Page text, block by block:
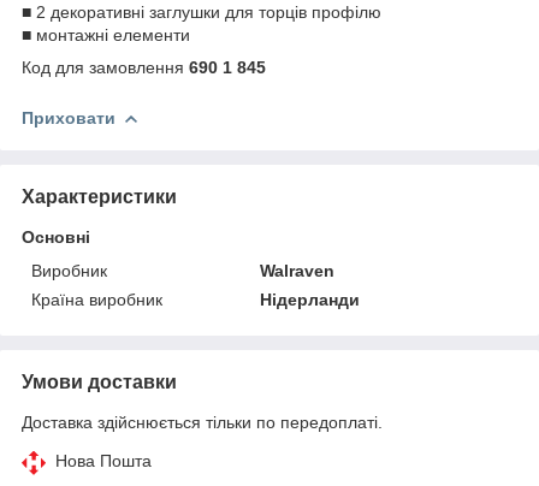
■ 2 декоративні заглушки для торців профілю
■ монтажні елементи
Код для замовлення 690 1 845
Приховати
Характеристики
Основні
Виробник
Walraven
Країна виробник
Нідерланди
Умови доставки
Доставка здійснюється тільки по передоплаті.
Нова Пошта